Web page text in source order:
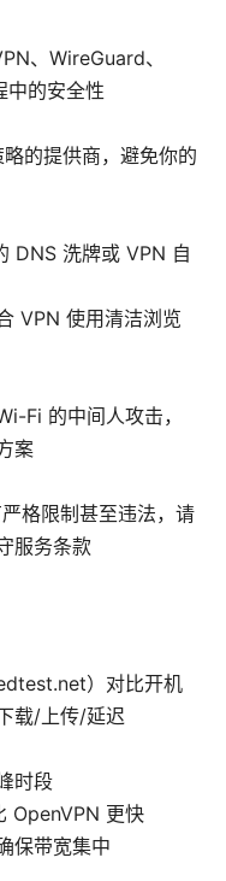
、WireGuard、
中的安全性
略的提供商，避免你的
DNS 洗牌或 VPN 自
VPN 使用清洁浏览
Fi 的中间人攻击，
案
格限制甚至违法，请
服务条款
）对比开机
载/上传/延迟
时段
OpenVPN 更快
保带宽集中